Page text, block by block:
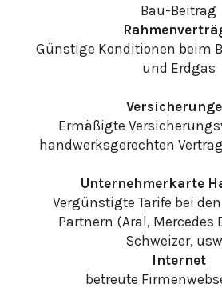
Bau-Beitrag
Günstige Konditionen beim
und Erdgas
Ermäßigte
handwerksgerechten
Unternehmerkarte
Vergünstigte Tarife bei
Partnern (Aral, Mercedes
Schweizer,
Internet
betreute